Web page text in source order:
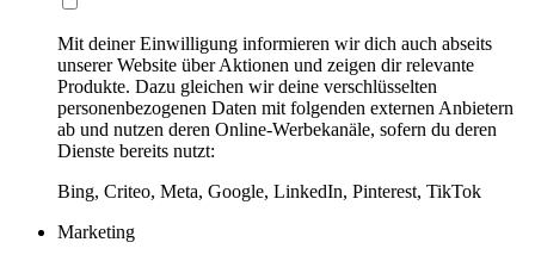
Mit deiner Einwilligung informieren wir dich auch abseits
unserer Website über Aktionen und zeigen dir relevante
Produkte. Dazu gleichen wir deine verschlüsselten
personenbezogenen Daten mit folgenden externen Anbietern
ab und nutzen deren Online-Werbekanäle, sofern du deren
Dienste bereits nutzt:
Bing, Criteo, Meta, Google, LinkedIn, Pinterest, TikTok
Marketing